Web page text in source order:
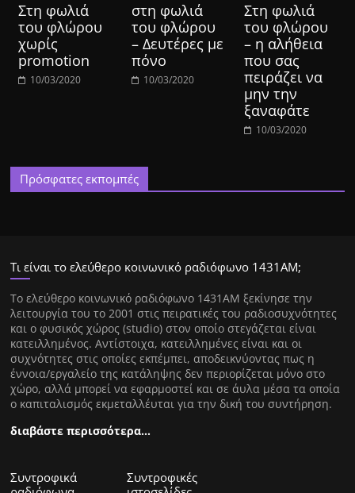
Στη φωλιά
του φλώρου
χωρίς
promotion
10/03/2020
στη φωλιά
του φλώρου
– Δευτέρες με
πόνο
10/03/2020
Στη φωλιά
του φλώρου
– η αλήθεια
που σας
πειράζει να
μην την
ξαναφάτε
10/03/2020
Πρόσφατες εκπομπές
Τι είναι το ελεύθερο κοινωνικό ραδιόφωνο 1431ΑΜ;
Tο ελεύθερο κοινωνικό ραδιόφωνο 1431AM ξεκίνησε την
λειτουργία του το 2001 στις πειρατικές του ραδιοσυχνότητες
και ο φυσικός χώρος (studio) στον οποίο στεγάζεται είναι
κατειλλημένος. Αντίστοιχα, κατειλλημένες είναι και οι
συχνότητες στις οποίες εκπέμπει, αποδεικνύοντας πως η
έννοια/εργαλείο της κατάληψης δεν περιορίζεται μόνο στο
χώρο, αλλά μπορεί να εφαρμοστεί και σε άυλα μέσα τα οποία
ο καπιταλισμός εκμεταλλέυται για την δική του συντήρηση.
διαβάστε περισσότερα…
Συντροφικά
Συντροφικές